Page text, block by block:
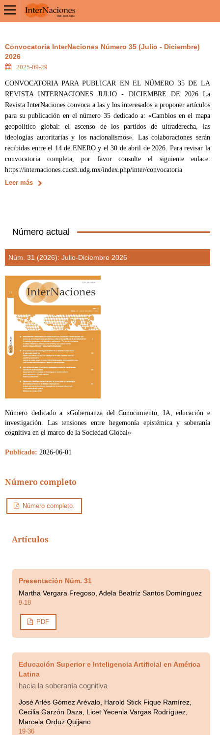
Convocatoria InterNaciones Número 35 (Julio - Diciembre)
2026
2025-09-29
CONVOCATORIA PARA PUBLICAR EN EL NÚMERO 35 DE LA
REVISTA INTERNACIONES JULIO - DICIEMBRE DE 2026 La
Revista InterNaciones convoca a las y los interesados a proponer artículos
para su publicación en el número 35 dedicado a: «Cambios en el mapa
geopolítico global: el ascenso de los partidos de ultraderecha, las
ideologías autoritarias y los nacionalismos». Las colaboraciones serán
recibidas entre el 14 de ENERO y el 30 de abril de 2026. Para revisar la
convocatoria completa, por favor consulte el siguiente enlace:
https://internaciones.cucsh.udg.mx/index.php/inter/convocatoria
Leer más
Número actual
Núm. 31 (2026): Julio-Diciembre 2026
Número dedicado a «Gobernanza del Conocimiento, IA, educación e
investigación. Las tensiones entre hegemonía epistémica y soberanía
cognitiva en el marco de la Sociedad Global»
Publicado: 2026-06-01
Número completo
Número completo.
Artículos
Presentación Núm. 31
Martha Vergara Fregoso, Adela Beatríz Santos Domínguez
9-18
PDF
Educación Superior e Inteligencia Artificial en América
Latina
hacia la soberanía cognitiva
José Arlés Gómez Arévalo, Harold Stick Fique Ramírez,
Cecilia Garzón Daza, Licet Yecenia Vargas Rodríguez,
Marcela Orduz Quijano
19-36